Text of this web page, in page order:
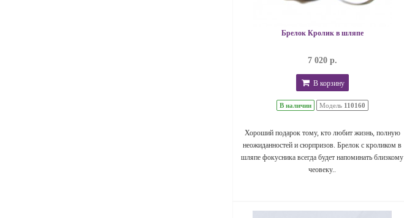
Брелок Кролик в шляпе
7 020 р.
В корзину
В наличии Модель 110160
Хороший подарок тому, кто любит жизнь, полную
неожиданностей и сюрпризов. Брелок с кроликом в
шляпе фокусника всегда будет напоминать близкому
чеовеку..